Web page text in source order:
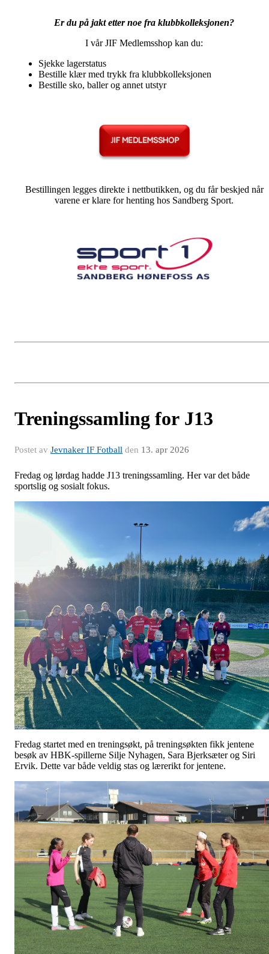
Er du på jakt etter noe fra klubbkolleksjonen?
I vår JIF Medlemsshop kan du:
Sjekke lagerstatus
Bestille klær med trykk fra klubbkolleksjonen
Bestille sko, baller og annet utstyr
Bestillingen legges direkte i nettbutikken, og du får beskjed når
varene er klare for henting hos Sandberg Sport.
Treningssamling for J13
Postet av Jevnaker IF Fotball den 13. apr 2026
Fredag og lørdag hadde J13 treningssamling. Her var det både
sportslig og sosialt fokus.
Fredag startet med en treningsøkt, på treningsøkten fikk jentene
besøk av HBK-spillerne Silje Nyhagen, Sara Bjerksæter og Siri
Ervik. Dette var både veldig stas og lærerikt for jentene.